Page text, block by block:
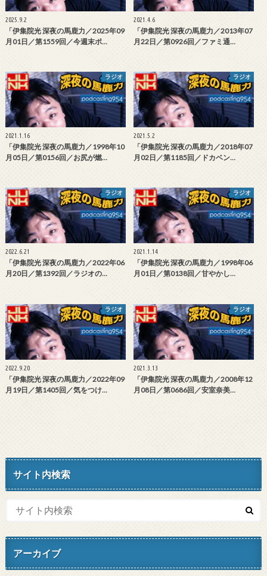
2025.9.2
「伊集院光 深夜の馬鹿力／2025年09
月01日／第1559回／今週末ポ…
2021.4.6
「伊集院光 深夜の馬鹿力／2013年07
月22日／第0926回／ファミ通…
ラジオ
2021.1.16
「伊集院光 深夜の馬鹿力／1998年10
月05日／第0156回／お尻が燃…
ラジオ
2021.5.2
「伊集院光 深夜の馬鹿力／2018年07
月02日／第1185回／ドカベン…
ラジオ
2022.6.21
「伊集院光 深夜の馬鹿力／2022年06
月20日／第1392回／ラジオの…
ラジオ
2021.1.14
「伊集院光 深夜の馬鹿力／1998年06
月01日／第0138回／甘やかし…
ラジオ
2022.9.20
「伊集院光 深夜の馬鹿力／2022年09
月19日／第1405回／気をつけ…
ラジオ
2021.3.13
「伊集院光 深夜の馬鹿力／2008年12
月08日／第0686回／安室奈美…
サイト内検索
アーカイブ